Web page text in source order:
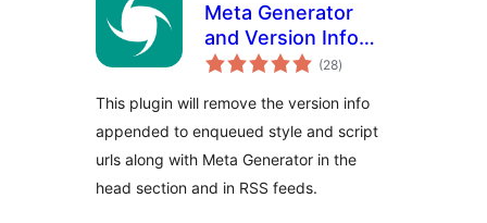
Meta Generator
and Version Info
Remover
(28valutazioni
totali
)
This plugin will remove the version info
appended to enqueued style and script
urls along with Meta Generator in the
head section and in RSS feeds.